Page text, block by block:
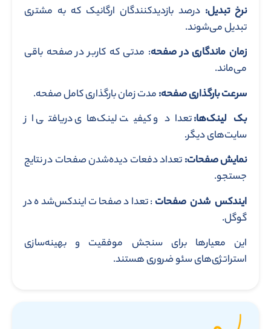
نرخ تبدیل: درصد بازدیدکنندگان ارگانیک که به مشتری
تبدیل می‌شوند.
زمان ماندگاری در صفحه: مدتی که کاربر در صفحه باقی
می‌ماند.
سرعت بارگذاری صفحه:مدت زمان بارگذاری کامل صفحه.
بک‌ لینک‌ها:تعداد و کیفیت لینک‌های دریافتی از
سایت‌های دیگر.
نمایش صفحات:تعداد دفعات دیده‌شدن صفحات در نتایج
جستجو.
ایندکس شدن صفحات : تعداد صفحات ایندکس‌شده در
گوگل.
این معیارها برای سنجش موفقیت و بهینه‌سازی
استراتژی‌های سئو ضروری هستند.